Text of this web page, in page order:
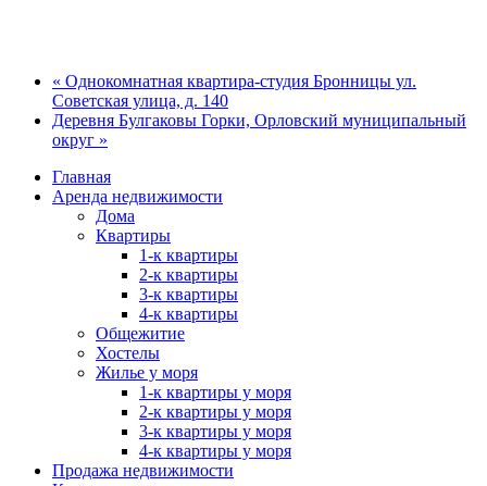
« Однокомнатная квартира-студия Бронницы ул.
Советская улица, д. 140
Деревня Булгаковы Горки, Орловский муниципальный
округ »
Главная
Аренда недвижимости
Дома
Квартиры
1-к квартиры
2-к квартиры
3-к квартиры
4-к квартиры
Общежитие
Хостелы
Жилье у моря
1-к квартиры у моря
2-к квартиры у моря
3-к квартиры у моря
4-к квартиры у моря
Продажа недвижимости